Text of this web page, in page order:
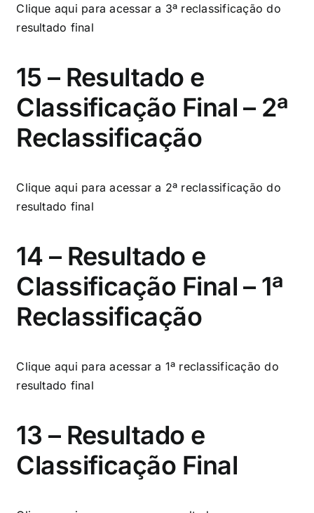
Clique aqui para acessar a 3ª reclassificação do
resultado final
15 – Resultado e
Classificação Final – 2ª
Reclassificação
Clique aqui para acessar a 2ª reclassificação do
resultado final
14 – Resultado e
Classificação Final – 1ª
Reclassificação
Clique aqui para acessar a 1ª reclassificação do
resultado final
13 – Resultado e
Classificação Final